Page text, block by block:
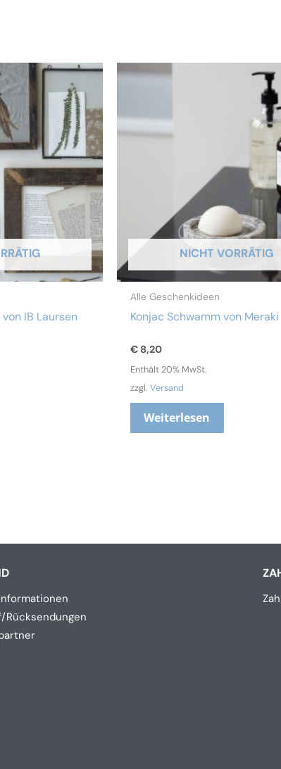
IB Laursen
NICHT VORRÄTIG
Alle Geschenkideen
Konjac Schwamm von Meraki
€ 8,20
Enthält 20% MwSt.
zzgl.Versand
Weiterlesen
Rücksendungen